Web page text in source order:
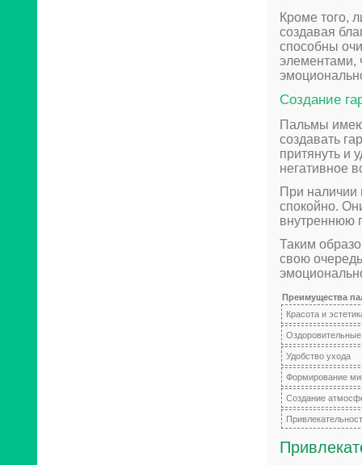
Кроме того,
создавая
способны
элементами,
Создание
Пальмы
создавать
притянуть и
негативное
При наличии
спокойно.
внутреннюю
Таким
свою
Преимущества
Красота и
Оздоровительные
Удобство ухода
Формирование
Создание